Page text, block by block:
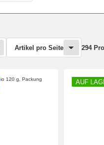
Artikel pro Seite 294
AUF